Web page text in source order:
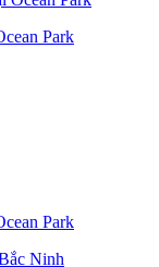
Park
Park